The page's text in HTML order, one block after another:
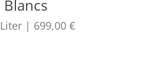
Blancs
Liter | 699,00 €